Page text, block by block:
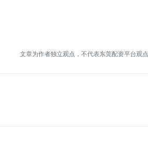
文章为作者独立观点，不代表东莞配资平台观点